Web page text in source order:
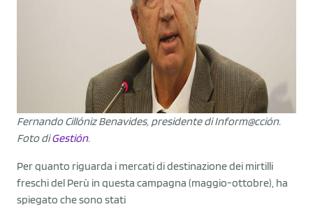
Fernando Cillóniz Benavides, presidente di Inform@cción.
Foto diGestión.
Per quanto riguarda i mercati di destinazione dei mirtilli
freschi del Perù in questa campagna (maggio-ottobre), ha
spiegato che sono stati